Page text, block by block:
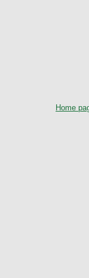
Home